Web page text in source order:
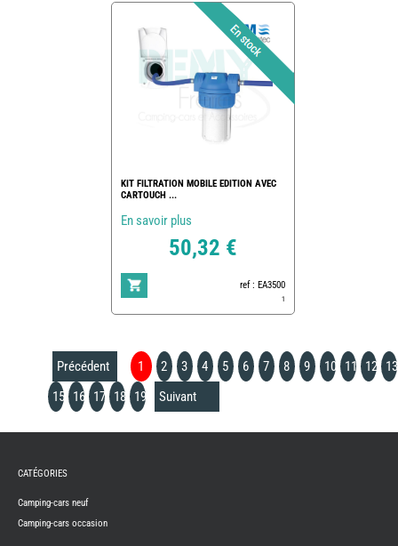
KIT FILTRATION MOBILE EDITION AVEC
CARTOUCH ...
En savoir plus
50,32 €
ref : EA3500
1
Précédent 1 2 3 4 5 6 7 8 9 10 11 12
13
15
16 17 18 19 Suivant
CAMPING-
NEUFS
CAMPING-
CATÉGORIES
Camping-cars neuf
Camping-cars occasion